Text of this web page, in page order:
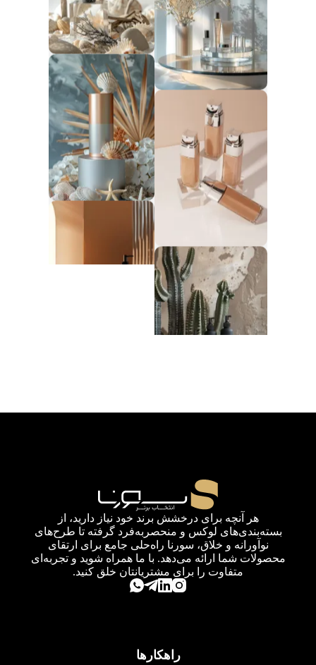
هر آنچه برای درخشش برند خود نیاز دارید، از
بسته‌بندی‌های لوکس و منحصربه‌فرد گرفته تا طرح‌های
نوآورانه و خلاق، سورنا راه‌حلی جامع برای ارتقای
محصولات شما ارائه می‌دهد. با ما همراه شوید و تجربه‌ای
متفاوت را برای مشتریانتان خلق کنید.
راهکارها